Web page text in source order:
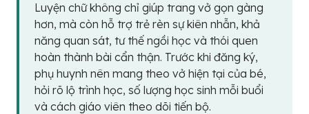
Luyện chữ không chỉ giúp trang vở gọn gàng
hơn, mà còn hỗ trợ trẻ rèn sự kiên nhẫn, khả
năng quan sát, tư thế ngồi học và thói quen
hoàn thành bài cẩn thận. Trước khi đăng ký,
phụ huynh nên mang theo vở hiện tại của bé,
hỏi rõ lộ trình học, số lượng học sinh mỗi buổi
và cách giáo viên theo dõi tiến bộ.